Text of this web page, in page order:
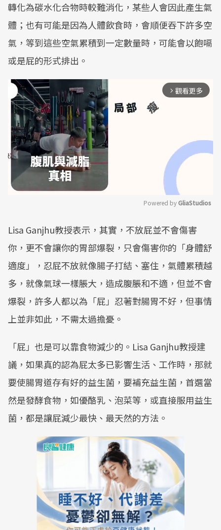
轉化為碳水化合物時較難消化，某些人會因此產生氣
體；也有可能是因為人體飲食時，會順便吞下許多空
氣，等到這些空氣累積到一定數量時，可能會以飽嗝
或是屁的形式排出。
arrow_forward_ios 觀看更多
Mute
Powered by GliaStudios
Lisa Ganjhu教授表示，其實，不放屁並不會傷害
你，更不會讓你的胃部爆裂，只會傷害你的「身體舒
適度」，忍屁不放就像腸子打結、塞住，氣體累積越
多，就像氣球一樣脹大，造成腹脹和不適，但並不會
爆裂，許多人都以為「屁」忍著對腸胃不好，但事情
上並非如此，不需太過擔憂。
「屁」也是可以靠食物減少的。Lisa Ganjhu教授建
議，如果真的認為屁太多已影響生活、工作時，那就
要使腸胃道存有好的益生菌，要補充益生菌，首選當
然是發酵食物，如優酪乳、泡菜等，或直接服用益生
菌，都是讓屁減少最快、最天然的方法。